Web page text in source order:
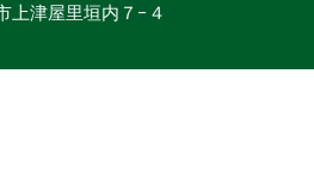
上津屋里垣内７−４